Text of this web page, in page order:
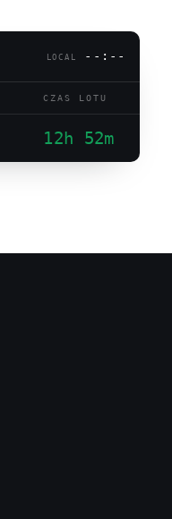
LOCAL --:--
CZAS LOTU
12h 52m